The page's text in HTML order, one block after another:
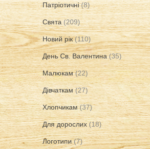
Патріотичні (8)
Свята (209)
Новий рік (110)
День Св. Валентина (35)
Малюкам (22)
Дівчаткам (27)
Хлопчикам (37)
Для дорослих (18)
Логотипи (7)